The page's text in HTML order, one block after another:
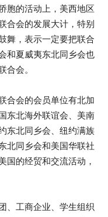
胞的活动上，美西地区
合会的发展大计，特别
舞，表示一定要把联合
和夏威夷东北同乡会也
合会。
合会的会员单位有北加
东北海外联谊会、美南
东北同乡会、纽约满族
北同乡会和美国华联社
国的经贸和交流活动，
、工商企业、学生组织